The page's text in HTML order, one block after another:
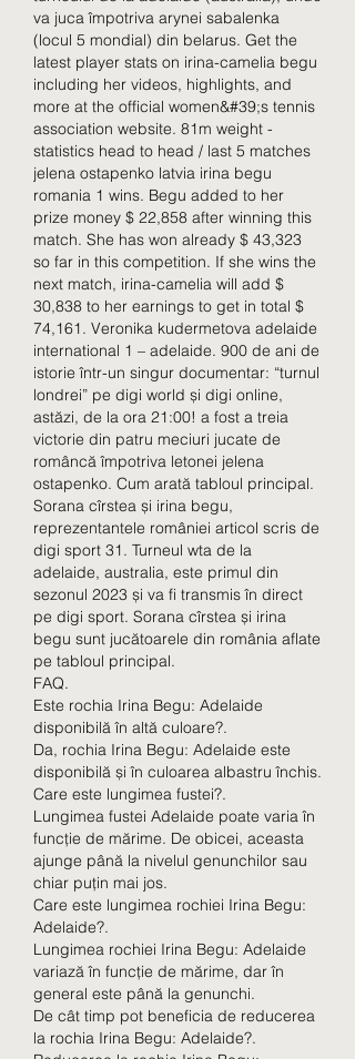
va juca împotriva arynei sabalenka
(locul 5 mondial) din belarus. Get the
latest player stats on irina-camelia begu
including her videos, highlights, and
more at the official women&#39;s tennis
association website. 81m weight -
statistics head to head / last 5 matches
jelena ostapenko latvia irina begu
romania 1 wins. Begu added to her
prize money $ 22,858 after winning this
match. She has won already $ 43,323
so far in this competition. If she wins the
next match, irina-camelia will add $
30,838 to her earnings to get in total $
74,161. Veronika kudermetova adelaide
international 1 – adelaide. 900 de ani de
istorie într-un singur documentar: “turnul
londrei” pe digi world și digi online,
astăzi, de la ora 21:00! a fost a treia
victorie din patru meciuri jucate de
româncă împotriva letonei jelena
ostapenko. Cum arată tabloul principal.
Sorana cîrstea și irina begu,
reprezentantele româniei articol scris de
digi sport 31. Turneul wta de la
adelaide, australia, este primul din
sezonul 2023 și va fi transmis în direct
pe digi sport. Sorana cîrstea și irina
begu sunt jucătoarele din românia aflate
pe tabloul principal.
FAQ.
Este rochia Irina Begu: Adelaide
disponibilă în altă culoare?.
Da, rochia Irina Begu: Adelaide este
disponibilă și în culoarea albastru închis.
Care este lungimea fustei?.
Lungimea fustei Adelaide poate varia în
funcție de mărime. De obicei, aceasta
ajunge până la nivelul genunchilor sau
chiar puțin mai jos.
Care este lungimea rochiei Irina Begu:
Adelaide?.
Lungimea rochiei Irina Begu: Adelaide
variază în funcție de mărime, dar în
general este până la genunchi.
De cât timp pot beneficia de reducerea
la rochia Irina Begu: Adelaide?.